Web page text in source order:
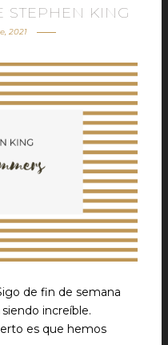
STEPHEN KING
2021
de fin de semana
increíble.
es que hemos